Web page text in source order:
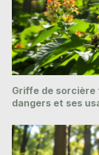
Griffe de sorcière
dangers et ses